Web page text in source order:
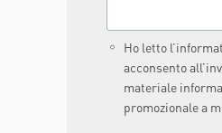
Ho letto
acconsento
materiale
promozionale a